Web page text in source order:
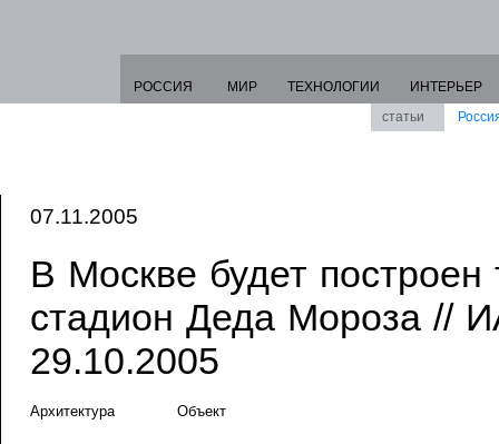
РОССИЯ МИР ТЕХНОЛОГИИ
ИНТЕРЬЕР
статьи
07.11.2005
В Москве будет построен
стадион Деда Мороза //
29.10.2005
Архитектура Объект